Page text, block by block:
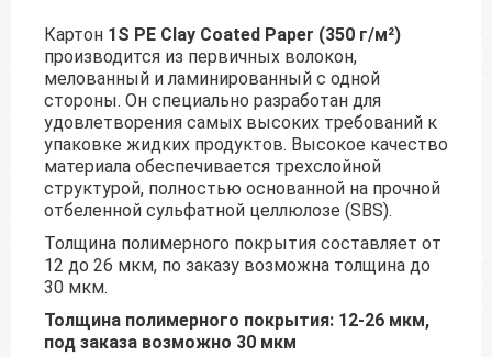
Картон 1S PE Clay Coated Paper (350 г/м²)
производится из первичных волокон,
мелованный и ламинированный с одной
стороны. Он специально разработан для
удовлетворения самых высоких требований к
упаковке жидких продуктов. Высокое качество
материала обеспечивается трехслойной
структурой, полностью основанной на прочной
отбеленной сульфатной целлюлозе (SBS).
Толщина полимерного покрытия составляет от
12 до 26 мкм, по заказу возможна толщина до
30 мкм.
Толщина полимерного покрытия: 12-26 мкм,
под заказа возможно 30 мкм